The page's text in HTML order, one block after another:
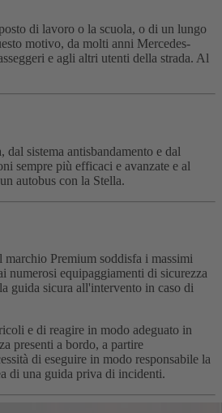
di lavoro o la scuola, o di un lungo
motivo, da molti anni Mercedes-
e agli altri utenti della strada. Al
sistema antisbandamento e dal
sempre più efficaci e avanzate e al
autobus con la Stella.
Premium soddisfa i massimi
numerosi equipaggiamenti di sicurezza
guida sicura all'intervento in caso di
e di reagire in modo adeguato in
presenti a bordo, a partire
di eseguire in modo responsabile la
di una guida priva di incidenti.